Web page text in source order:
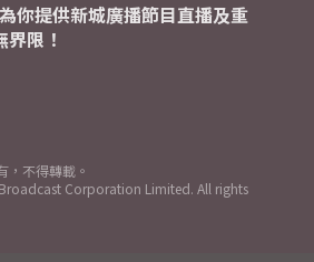
你提供新城廣播節目直播及重
限！
，不得轉載。
Corporation Limited. All rights